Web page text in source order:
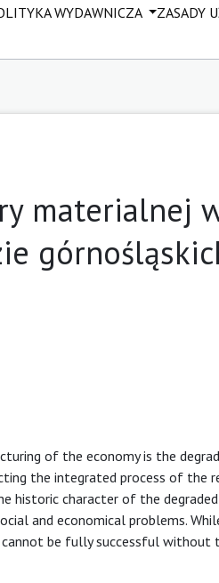
WYDAWNICZA ZASADY
materialnej
of the economy is the
the integrated process of the
historic character of the
and economical problems.
be fully successful without